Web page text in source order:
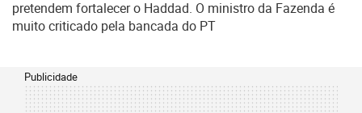
pretendem fortalecer o Haddad. O ministro da Fazenda é
muito criticado pela bancada do PT
Publicidade